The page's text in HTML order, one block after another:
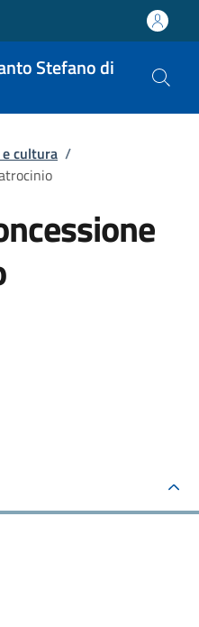
Stefano di
cultura /